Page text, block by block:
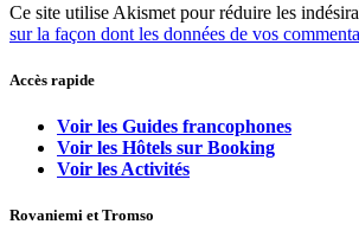
Ce site utilise Akismet pour réduire les
sur la façon dont les données de vos
Accès rapide
Voir les Guides francophones
Voir les Hôtels sur Booking
Voir les Activités
Rovaniemi et Tromso